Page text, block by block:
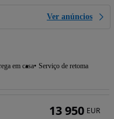
Ver anúncios
em casa Serviço de retoma
13 950 EUR